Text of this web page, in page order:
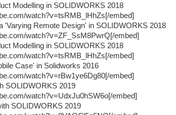
Modelling in SOLIDWORKS 2018
watch?v=tsRMB_lHhZs[/embed]
'Varying Remote Design' in SOLIDWORKS 2018
watch?v=ZF_SsM8PwrQ[/embed]
Modelling in SOLIDWORKS 2018
watch?v=tsRMB_lHhZs[/embed]
Case' in Solidworks 2016
watch?v=rBw1ye6Dg80[/embed]
SOLIDWORKS 2019
watch?v=UdxJu0hSW6o[/embed]
SOLIDWORKS 2019